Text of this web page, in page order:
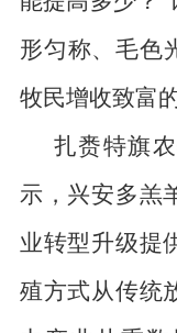
形匀称、毛色
牧民增收致富
扎赉特旗
示，兴安多羔
业转型升级提
殖方式从传统